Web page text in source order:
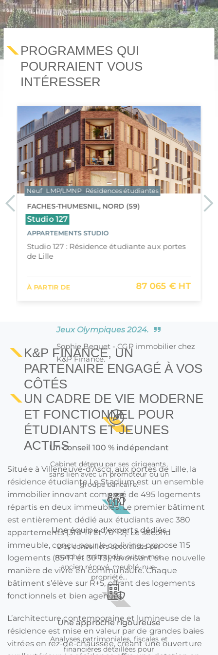
APPARTEMENTS DU STUDIO AU 3 PIÈCES
84 975 €
ÊTRE RAPPELÉ AJOUTER
NEUF INVESTIR LMP/LMNP RÉSIDENCES ÉTUDIANTES
Accueil \ Immobilier Nord \ Villeneuve-d'Ascq Résidence étudiante Le Stadium
La résidence étudiante Le
Sport de la Métropole lilloise, répond à
seulement 1 000 logements étudiants
sur Villeneuve d'Ascq. Un
Jeux Olympiques 2024.
Sophie Bequet - CGP immobilier chez
K&P Finance.
UN CADRE DE VIE MODERNE
ET FONCTIONNEL POUR
ÉTUDIANTS ET JEUNES
ACTIFS
Située à Villeneuve-d’Ascq, aux portes de Lille, la
résidence étudiante Le Stadium est un ensemble
immobilier innovant composé de 495 logements
répartis en deux immeubles. Le premier bâtiment
est entièrement dédié aux étudiants avec 380
appartements (310 T1 et 70 T2). Le second
immeuble, conçu pour le co-living, propose 115
logements (85 T1 et 30 T3), favorisant une nouvelle
manière de vivre en communauté. Chaque
bâtiment s’élève sur R+5, offrant des logements
fonctionnels et bien agencés.
L’architecture contemporaine et lumineuse de la
résidence est mise en valeur par de grandes baies
vitrées en rez-de-chaussée, créant une ouverture
PROGRAMMES QUI
POURRAIENT VOUS
INTÉRESSER
PreviousFACHES-THUMESNIL, NORD (59)
Studio 127
APPARTEMENTS STUDIO
Studio 127 : Résidence étudiante aux portes
de Lille
À PARTIR DE 87 065 € HT
Neuf LMP/LMNP Résidences étudiantes
K&P FINANCE, UN
PARTENAIRE ENGAGÉ À VOS
CÔTÉS
Un conseil 100 % indépendant
Cabinet détenu par ses dirigeants,
sans lien avec un promoteur ou un
groupe bancaire.
Une équipe d’experts dédiés
Des conseillers spécialisés par
marché : métropole, outre-mer,
ancien rénové, meublé, nue-
propriété…
Une approche rigoureuse
Analyses patrimoniales, fiscales et
financières détaillées pour